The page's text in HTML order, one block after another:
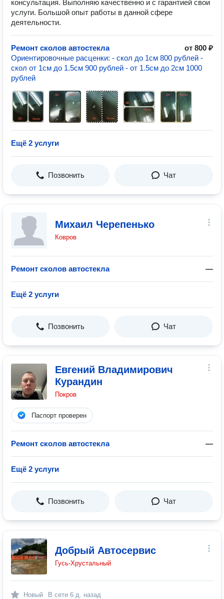
консультация. Выполняю качественно и с гарантией свои
услуги. Большой опыт работы в данной сфере
деятельности.
Ремонт сколов автостекла
от 800 ₽
Ориентировочные расценки: - скол до 1см 800 рублей -
скол от 1см до 1.5см 900 рублей - от 1.5см до 2см 1000
рублей
Ещё 2 услуги
Позвонить Чат
Михаил Черепенько
Ковров
Ремонт сколов автостекла —
Ещё 2 услуги
Позвонить Чат
Евгений Владимирович
Курандин
Покров
Паспорт проверен
Ремонт сколов автостекла —
Ещё 2 услуги
Позвонить Чат
Добрый Автосервис
Гусь-Хрустальный
Новый В сети 6 д. назад